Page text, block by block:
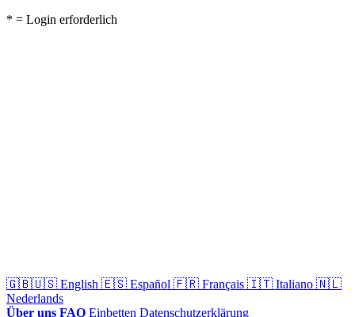
* = Login erforderlich
🇬🇧🇺🇸 English 🇪🇸 Español 🇫🇷 Français 🇮🇹 Italiano 🇳🇱
Nederlands
Über uns FAQ Einbetten Datenschutzerklärung